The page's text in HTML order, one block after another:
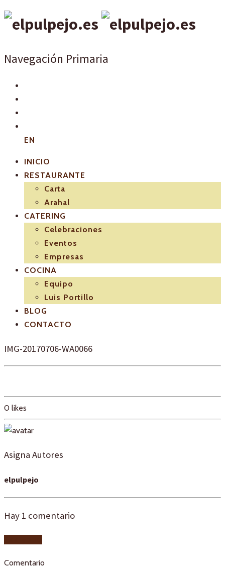
Navegación Primaria
EN
INICIO
RESTAURANTE
Carta
Arahal
CATERING
Celebraciones
Eventos
Empresas
COCINA
Equipo
Luis Portillo
BLOG
CONTACTO
IMG-20170706-WA0066
0 likes
Asigna Autores
elpulpejo
Hay 1 comentario
Comentario